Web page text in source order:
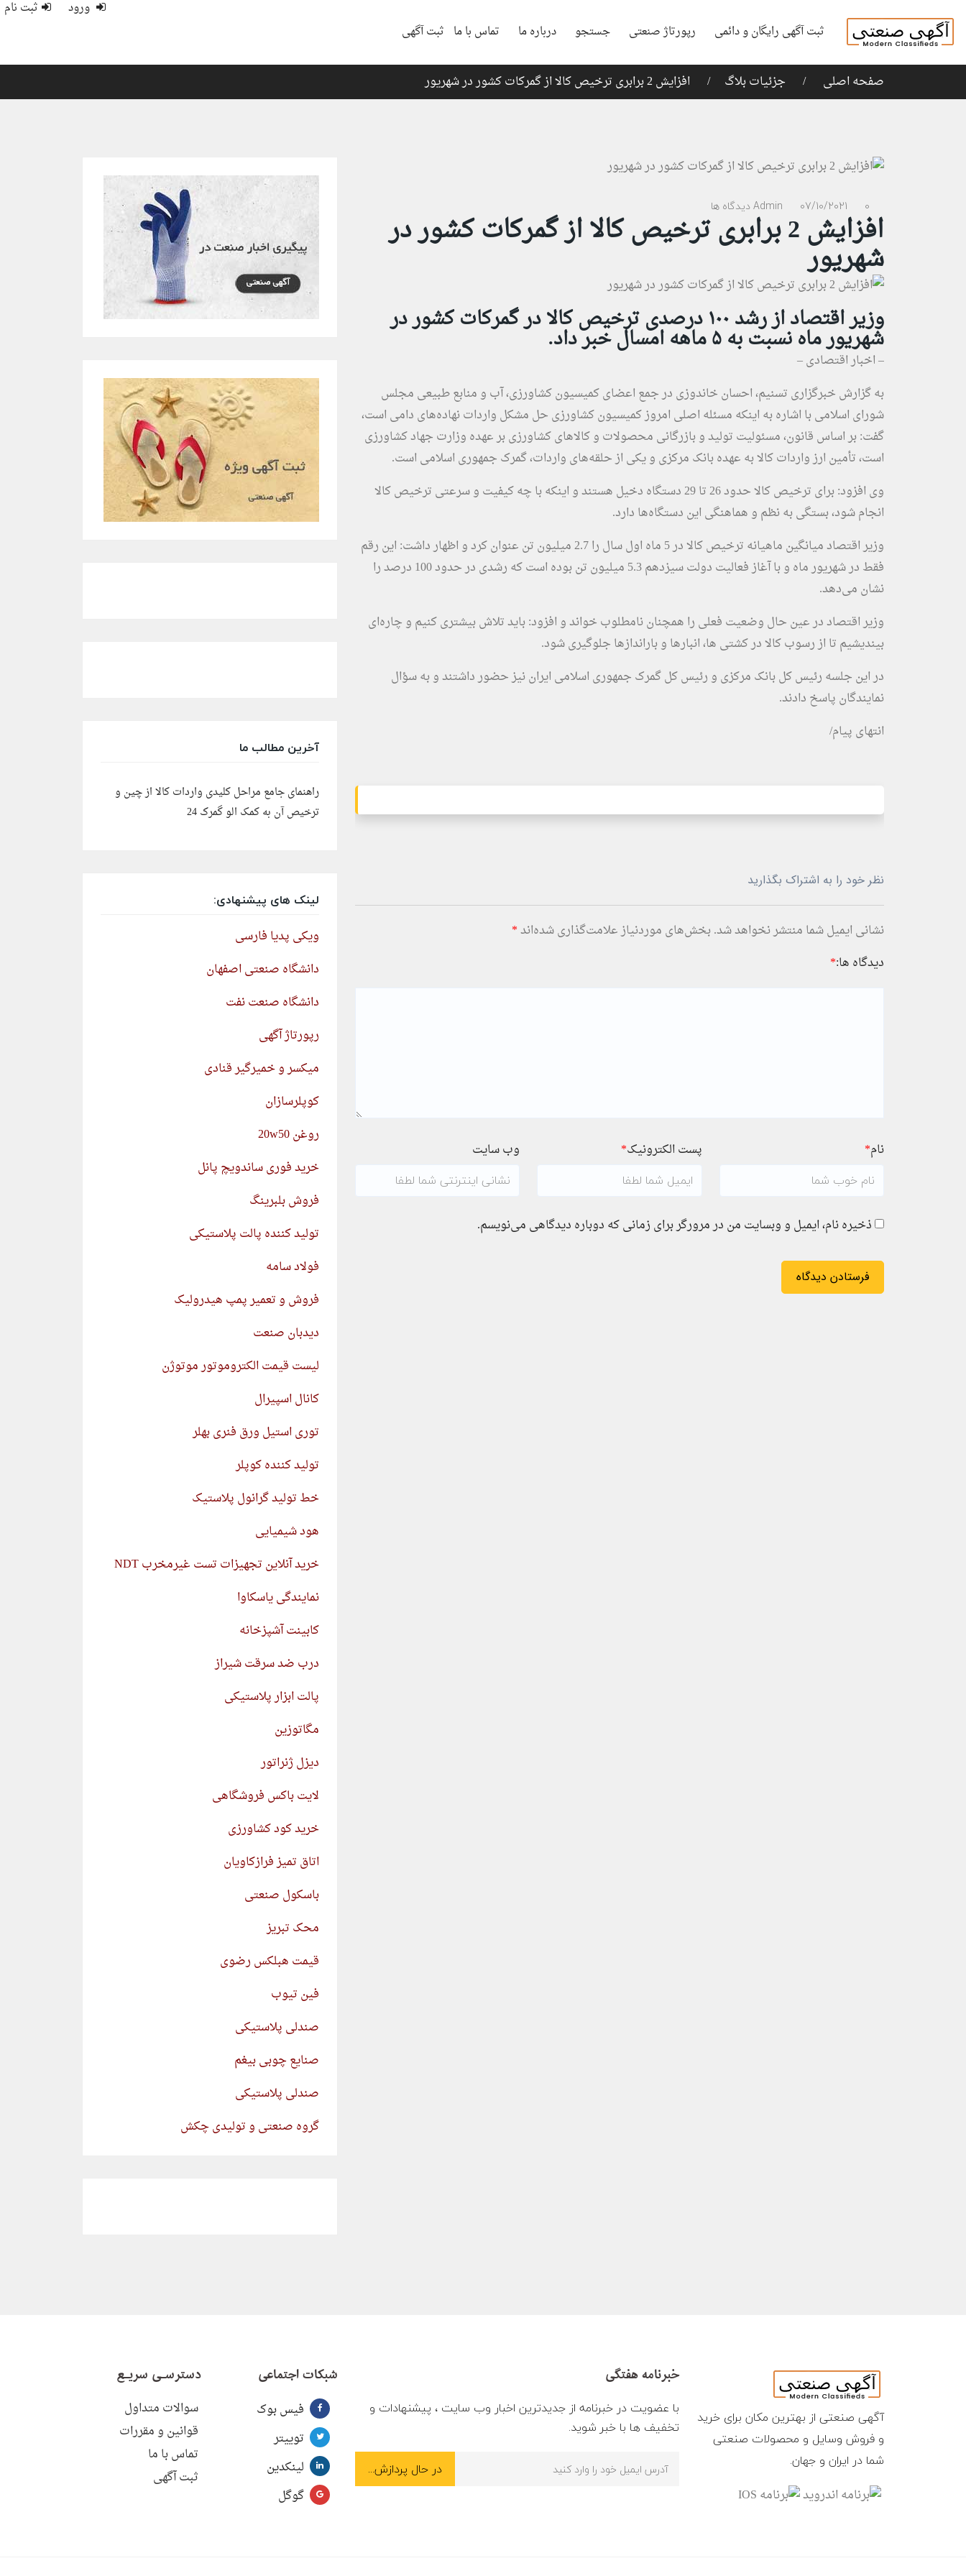
ثبت آگهی رایگان و دائمی رپورتاژ صنعتی جستجو درباره ما تماس با ما ثبت آگهی
ورود ثبت نام
صفحه اصلی جزئیات بلاگ افزایش 2 برابری ترخیص کالا از گمرکات کشور در شهریور
Admin 07/10/2021 0 دیدگاه ها
افزایش 2 برابری ترخیص کالا از گمرکات کشور در
شهریور
وزیر اقتصاد از رشد ۱۰۰ درصدی ترخیص کالا در گمرکات کشور در
شهریور ماه نسبت به ۵ ماهه امسال خبر داد.
– اخبار اقتصادی –
به گزارش خبرگزاری تسنیم، احسان خاندوزی در جمع اعضای کمیسیون کشاورزی، آب و منابع طبیعی مجلس
شورای اسلامی با اشاره به اینکه مسئله اصلی امروز کمیسیون کشاورزی حل مشکل واردات نهاده‌های دامی است،
گفت: بر اساس قانون، مسئولیت تولید و بازرگانی محصولات و کالا‌های کشاورزی بر عهده وزارت جهاد کشاورزی
است، تأمین ارز واردات کالا به عهده بانک مرکزی و یکی از حلقه‌های واردات، گمرک جمهوری اسلامی است.
وی افزود: برای ترخیص کالا حدود 26 تا 29 دستگاه دخیل هستند و اینکه با چه کیفیت و سرعتی ترخیص کالا
انجام شود، بستگی به نظم و هماهنگی این دستگاه‌ها دارد.
وزیر اقتصاد میانگین ماهیانه ترخیص کالا در 5 ماه اول سال را 2.7 میلیون تن عنوان کرد و اظهار داشت: این رقم
فقط در شهریور ماه و با آغاز فعالیت دولت سیزدهم 5.3 میلیون تن بوده است که رشدی در حدود 100 درصد را
نشان می‌دهد.
وزیر اقتصاد در عین حال وضعیت فعلی را همچنان نامطلوب خواند و افزود: باید تلاش بیشتری کنیم و چاره‌ای
بیندیشیم تا از رسوب کالا در کشتی ها، انبار‌ها و بارانداز‌ها جلوگیری شود.
در این جلسه رئیس کل بانک مرکزی و رئیس کل گمرک جمهوری اسلامی ایران نیز حضور داشتند و به سؤال
نمایندگان پاسخ دادند.
انتهای پیام/
نظر خود را به اشتراک بگذارید
نشانی ایمیل شما منتشر نخواهد شد. بخش‌های موردنیاز علامت‌گذاری شده‌اند*
دیدگاه ها:*
نام* پست الکترونیک* وب سایت
ذخیره نام، ایمیل و وبسایت من در مرورگر برای زمانی که دوباره دیدگاهی می‌نویسم.
آخرین مطالب ما
راهنمای جامع مراحل کلیدی واردات کالا از چین و
ترخیص آن به کمک الو گمرک 24
لینک های پیشنهادی:
ویکی پدیا فارسی
دانشگاه صنعتی اصفهان
دانشگاه صنعت نفت
رپورتاژ آگهی
میکسر و خمیرگیر قنادی
کوپلرسازان
روغن 20w50
خرید فوری ساندویچ پانل
فروش بلبرینگ
تولید کننده پالت پلاستیکی
فولاد سامه
فروش و تعمیر پمپ هیدرولیک
دیدبان صنعت
لیست قیمت الکتروموتور موتوژن
کانال اسپیرال
توری استیل ورق فنری بهلر
تولید کننده کوپلر
خط تولید گرانول پلاستیک
هود شیمیایی
خرید آنلاین تجهیزات تست غیرمخرب NDT
نمایندگی یاسکاوا
کابینت آشپزخانه
درب ضد سرقت شیراز
پالت ابزار پلاستیکی
مگاتوزین
دیزل ژنراتور
لایت باکس فروشگاهی
خرید کود کشاورزی
اتاق تمیز فرازکاویان
باسکول صنعتی
محک تبریز
قیمت هبلکس رضوی
فین تیوب
صندلی پلاستیکی
صنایع چوبی بیغم
صندلی پلاستیکی
گروه صنعتی و تولیدی چکش
آگهی صنعتی از بهترین مکان برای خرید
و فروش وسایل و محصولات صنعتی
شما در ایران و جهان.
خبرنامه هفتگی
با عضویت در خبرنامه از جدیدترین اخبار وب سایت ، پیشنهادات و
تخفیف ها با خبر شوید.
شبکات اجتماعی
فیس بوک
توییتر
لینکدین
گوگل
دسترسـی سریـع
سوالات متداول
قوانین و مقررات
تماس با ما
ثبت آگهی